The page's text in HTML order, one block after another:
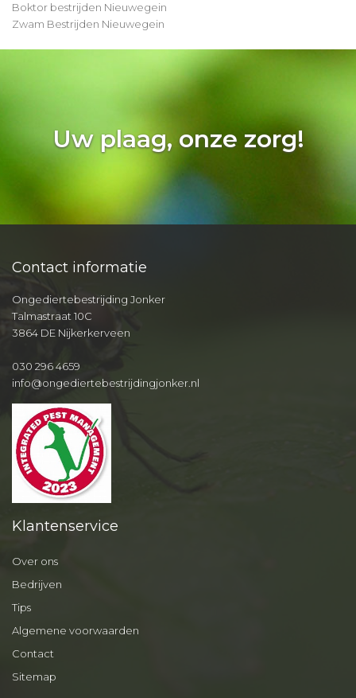
Boktor bestrijden Nieuwegein
Zwam Bestrijden Nieuwegein
Uw plaag, onze zorg!
Contact informatie
Ongediertebestrijding Jonker
Talmastraat 10C
3864 DE Nijkerkerveen
030 296 4659
info@ongediertebestrijdingjonker.nl
Klantenservice
Over ons
Bedrijven
Tips
Algemene voorwaarden
Contact
Sitemap